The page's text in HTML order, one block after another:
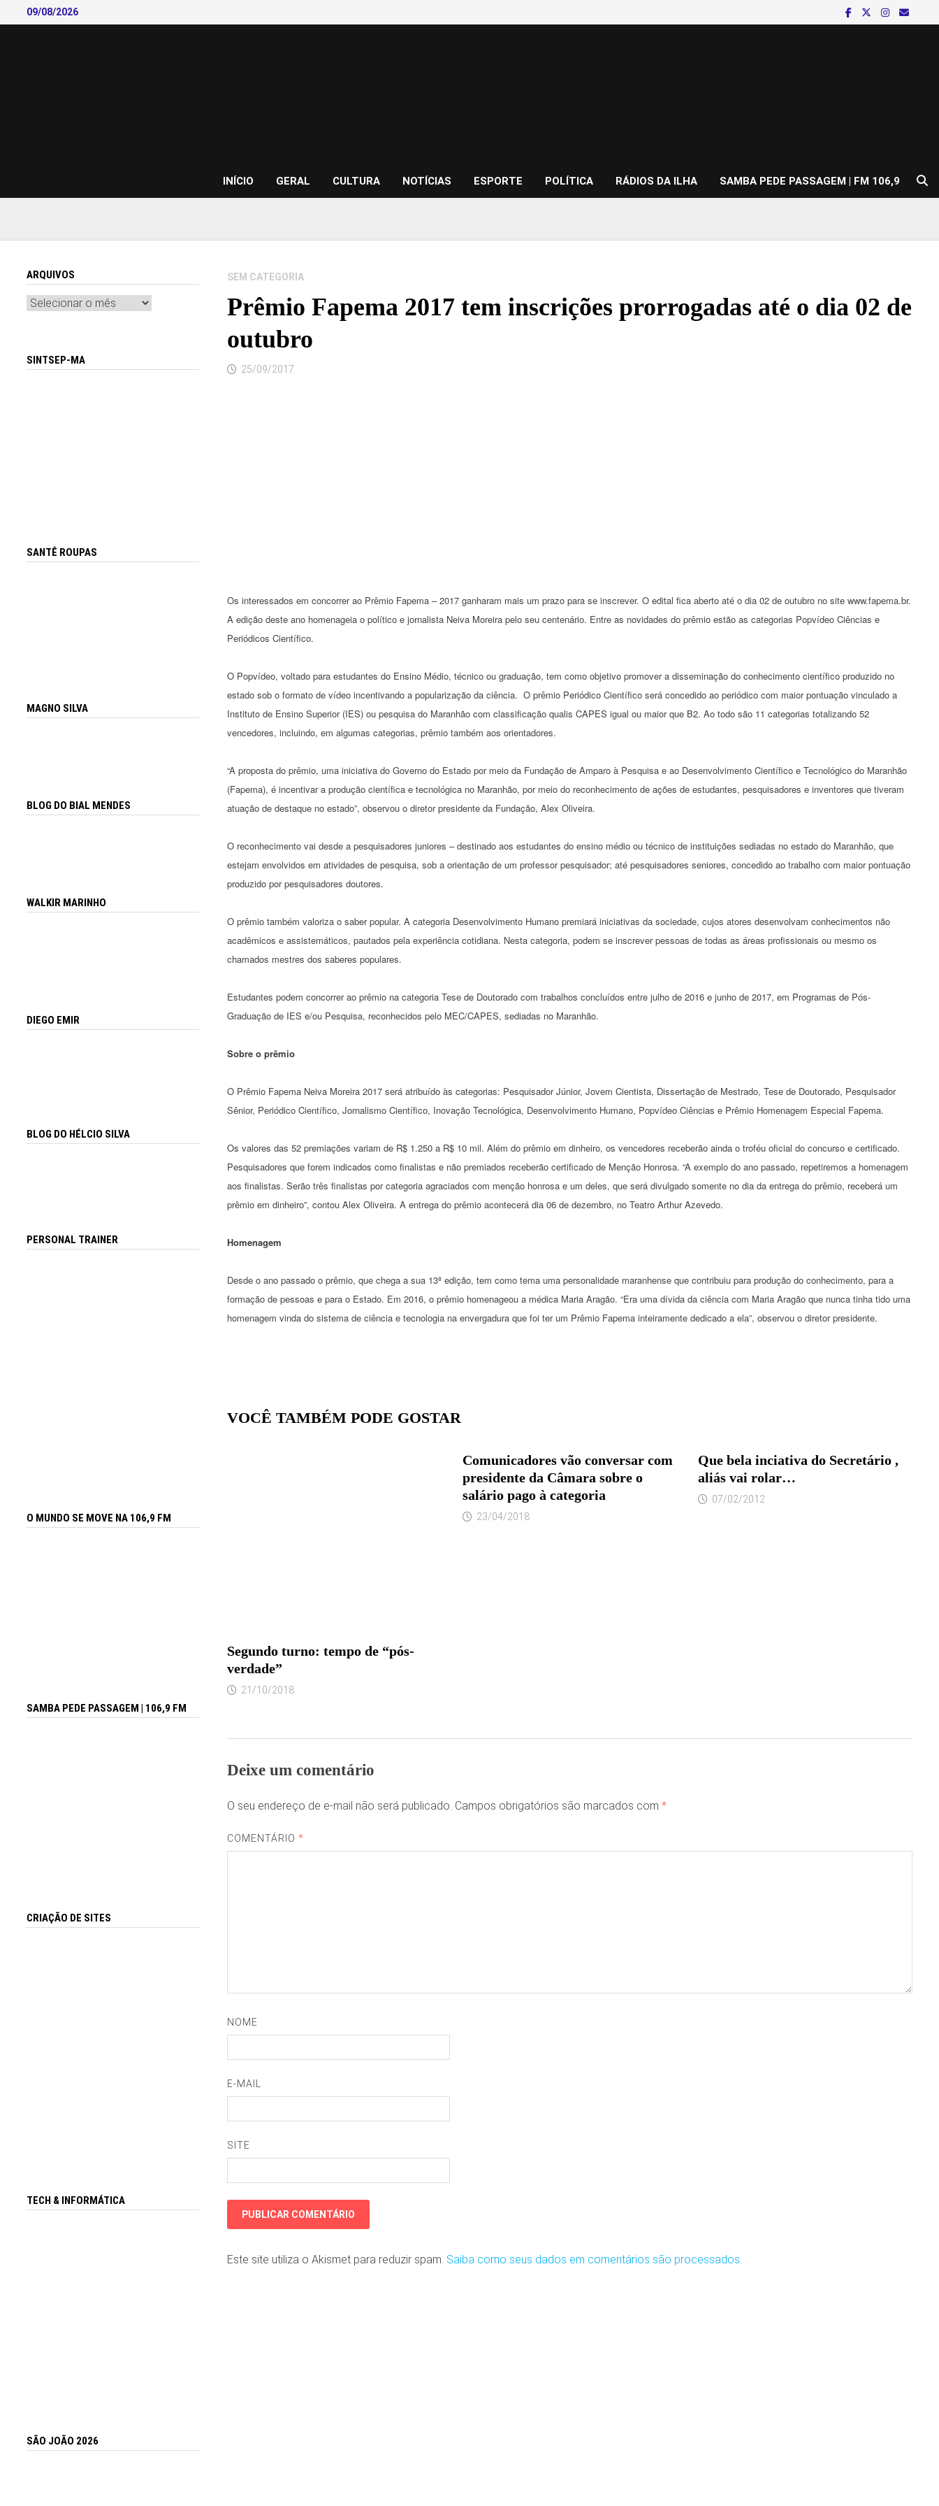
to
09/08/2026
INÍCIO GERAL CULTURA NOTÍCIAS ESPORTE POLÍTICA RÁDIOS DA ILHA SAMBA PEDE PASSAGEM | FM 106,9
SEM CATEGORIA
Prêmio Fapema 2017 tem inscrições prorrogadas até o dia 02 de
outubro
25/09/2017
Os interessados em concorrer ao Prêmio Fapema – 2017 ganharam mais um prazo para se inscrever. O edital fica aberto até o dia 02 de outubro no site www.fapema.br.
A edição deste ano homenageia o político e jornalista Neiva Moreira pelo seu centenário. Entre as novidades do prêmio estão as categorias Popvídeo Ciências e
Periódicos Científico.
O Popvídeo, voltado para estudantes do Ensino Médio, técnico ou graduação, tem como objetivo promover a disseminação do conhecimento científico produzido no
estado sob o formato de vídeo incentivando a popularização da ciência. O prêmio Periódico Científico será concedido ao periódico com maior pontuação vinculado a
Instituto de Ensino Superior (IES) ou pesquisa do Maranhão com classificação qualis CAPES igual ou maior que B2. Ao todo são 11 categorias totalizando 52
vencedores, incluindo, em algumas categorias, prêmio também aos orientadores.
“A proposta do prêmio, uma iniciativa do Governo do Estado por meio da Fundação de Amparo à Pesquisa e ao Desenvolvimento Científico e Tecnológico do Maranhão
(Fapema), é incentivar a produção científica e tecnológica no Maranhão, por meio do reconhecimento de ações de estudantes, pesquisadores e inventores que tiveram
atuação de destaque no estado”, observou o diretor presidente da Fundação, Alex Oliveira.
O reconhecimento vai desde a pesquisadores juniores – destinado aos estudantes do ensino médio ou técnico de instituições sediadas no estado do Maranhão, que
estejam envolvidos em atividades de pesquisa, sob a orientação de um professor pesquisador; até pesquisadores seniores, concedido ao trabalho com maior pontuação
produzido por pesquisadores doutores.
O prêmio também valoriza o saber popular. A categoria Desenvolvimento Humano premiará iniciativas da sociedade, cujos atores desenvolvam conhecimentos não
acadêmicos e assistemáticos, pautados pela experiência cotidiana. Nesta categoria, podem se inscrever pessoas de todas as áreas profissionais ou mesmo os
chamados mestres dos saberes populares.
Estudantes podem concorrer ao prêmio na categoria Tese de Doutorado com trabalhos concluídos entre julho de 2016 e junho de 2017, em Programas de Pós-
Graduação de IES e/ou Pesquisa, reconhecidos pelo MEC/CAPES, sediadas no Maranhão.
Sobre o prêmio
O Prêmio Fapema Neiva Moreira 2017 será atribuído às categorias: Pesquisador Júnior, Jovem Cientista, Dissertação de Mestrado, Tese de Doutorado, Pesquisador
Sênior, Periódico Científico, Jornalismo Científico, Inovação Tecnológica, Desenvolvimento Humano, Popvídeo Ciências e Prêmio Homenagem Especial Fapema.
Os valores das 52 premiações variam de R$ 1.250 a R$ 10 mil. Além do prêmio em dinheiro, os vencedores receberão ainda o troféu oficial do concurso e certificado.
Pesquisadores que forem indicados como finalistas e não premiados receberão certificado de Menção Honrosa. “A exemplo do ano passado, repetiremos a homenagem
aos finalistas. Serão três finalistas por categoria agraciados com menção honrosa e um deles, que será divulgado somente no dia da entrega do prêmio, receberá um
prêmio em dinheiro”, contou Alex Oliveira. A entrega do prêmio acontecerá dia 06 de dezembro, no Teatro Arthur Azevedo.
Homenagem
Desde o ano passado o prêmio, que chega a sua 13ª edição, tem como tema uma personalidade maranhense que contribuiu para produção do conhecimento, para a
formação de pessoas e para o Estado. Em 2016, o prêmio homenageou a médica Maria Aragão. “Era uma dívida da ciência com Maria Aragão que nunca tinha tido uma
homenagem vinda do sistema de ciência e tecnologia na envergadura que foi ter um Prêmio Fapema inteiramente dedicado a ela”, observou o diretor presidente.
VOCÊ TAMBÉM PODE GOSTAR
Segundo turno: tempo de “pós-
verdade”
21/10/2018
Comunicadores vão conversar com
presidente da Câmara sobre o
salário pago à categoria
23/04/2018
Que bela inciativa do Secretário ,
aliás vai rolar…
07/02/2012
Deixe um comentário
O seu endereço de e-mail não será publicado. Campos obrigatórios são marcados com *
COMENTÁRIO*
NOME
E-MAIL
SITE
Este site utiliza o Akismet para reduzir spam. Saiba como seus dados em comentários são processados
ARQUIVOS
Arquivos
SINTSEP-MA
SANTÊ ROUPAS
MAGNO SILVA
BLOG DO BIAL MENDES
WALKIR MARINHO
DIEGO EMIR
BLOG DO HÉLCIO SILVA
PERSONAL TRAINER
O MUNDO SE MOVE NA 106,9 FM
SAMBA PEDE PASSAGEM | 106,9 FM
CRIAÇÃO DE SITES
TECH & INFORMÁTICA
SÃO JOÃO 2026